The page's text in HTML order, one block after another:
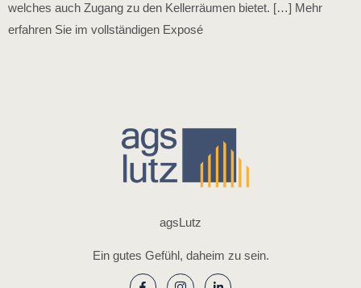
welches auch Zugang zu den Kellerräumen bietet. […] Mehr
erfahren Sie im vollständigen Exposé
agsLutz
Ein gutes Gefühl, daheim zu sein.